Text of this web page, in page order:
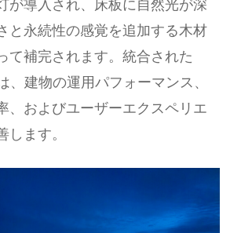
が導入され、床板に自然光が深
と永続性の感覚を追加する木材
て補完されます。統合された
、建物の運用パフォーマンス、
、およびユーザーエクスペリエ
ます。